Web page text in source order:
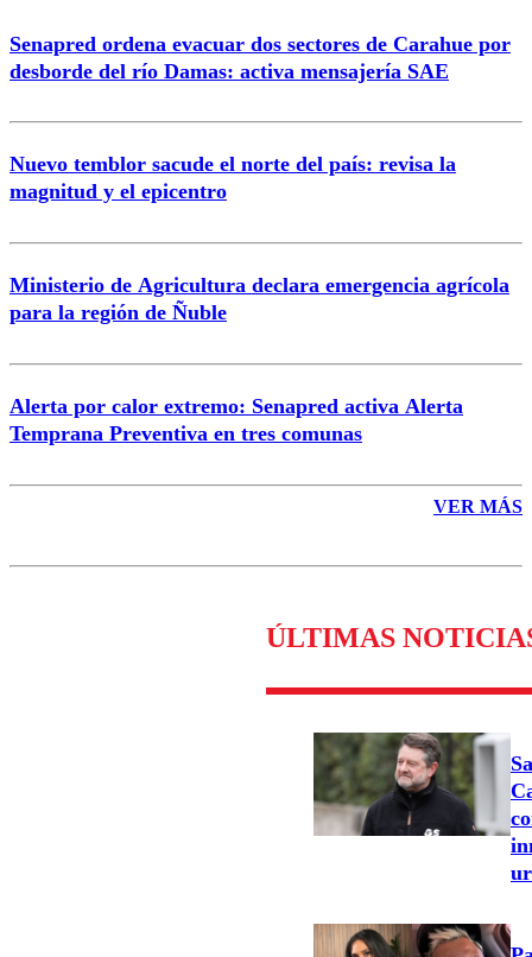
Correo
Senapred ordena evacuar dos sectores de Carahue por
desborde del río Damas: activa mensajería SAE
Nuevo temblor sacude el norte del país: revisa la
magnitud y el epicentro
Ministerio de Agricultura declara emergencia agrícola
para la región de Ñuble
Alerta por calor extremo: Senapred activa Alerta
Temprana Preventiva en tres comunas
VER MÁS
ÚLTIMAS